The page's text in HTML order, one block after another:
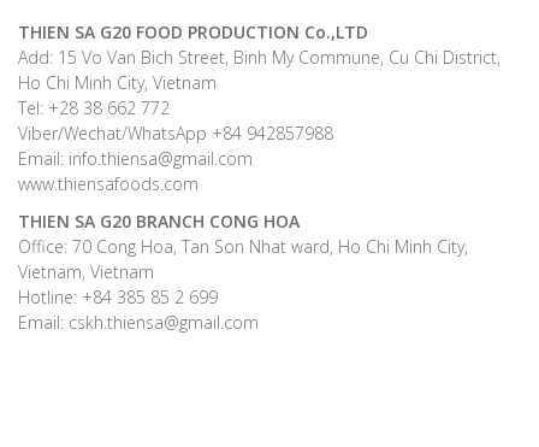
THIEN SA G20 FOOD PRODUCTION Co.,LTD
Add: 15 Vo Van Bich Street, Binh My Commune, Cu Chi District,
Ho Chi Minh City, Vietnam
Tel: +28 38 662 772
Viber/Wechat/WhatsApp +84 942857988
Email: info.thiensa@gmail.com
www.thiensafoods.com
THIEN SA G20 BRANCH CONG HOA
Office: 70 Cong Hoa, Tan Son Nhat ward, Ho Chi Minh City,
Vietnam, Vietnam
Hotline: +84 385 85 2 699
Email: cskh.thiensa@gmail.com